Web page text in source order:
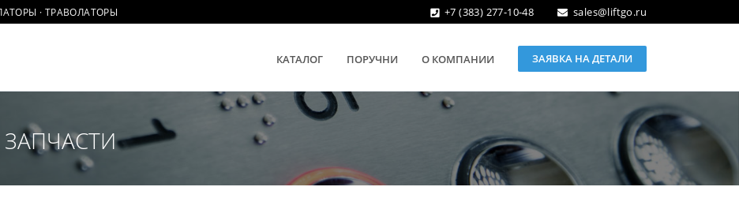
· ТРАВОЛАТОРЫ +7 (383) 277-10-48 sales@liftgo.ru
КАТАЛОГ ПОРУЧНИ О КОМПАНИИ ЗАЯВКА НА ДЕТАЛИ